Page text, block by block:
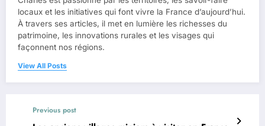
locaux et les initiatives qui font vivre la France d’aujourd’hui.
À travers ses articles, il met en lumière les richesses du
patrimoine, les innovations rurales et les visages qui
façonnent nos régions.
View All Posts
Previous post